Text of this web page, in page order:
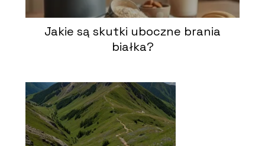
Jakie są skutki uboczne brania
białka?